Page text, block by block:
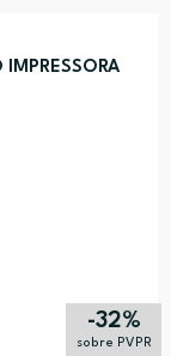
-32%
sobre PVPR